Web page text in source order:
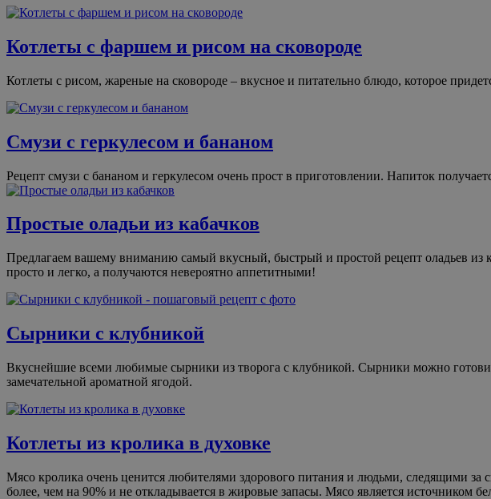
Котлеты с фаршем и рисом на сковороде
Котлеты с рисом, жареные на сковороде – вкусное и питательно блюдо, которое
Смузи с геркулесом и бананом
Рецепт смузи с бананом и геркулесом очень прост в приготовлении. Напиток
Простые оладьи из кабачков
Предлагаем вашему вниманию самый вкусный, быстрый и простой рецепт оладьев
просто и легко, а получаются невероятно аппетитными!
Cырники с клубникой
Вкуснейшие всеми любимые сырники из творога с клубникой. Сырники можно
замечательной ароматной ягодой.
Котлеты из кролика в духовке
Мясо кролика очень ценится любителями здорового питания и людьми, следящими за
более, чем на 90% и не откладывается в жировые запасы. Мясо является источником